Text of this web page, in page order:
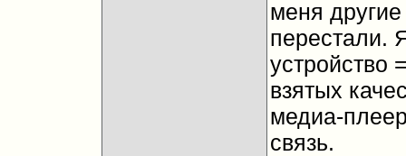
меня
перестали.
устройство
взятых
медиа-
связь.